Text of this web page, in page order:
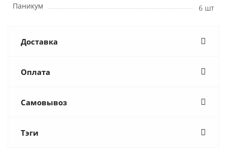
Паникум
6 шт
Доставка
Оплата
Самовывоз
Тэги